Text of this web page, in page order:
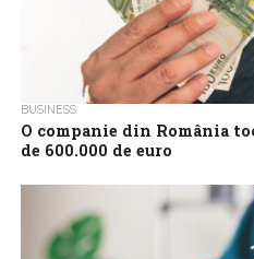
BUSINESS
O companie din România
de 600.000 de euro
redus alimente care se apropie
ajungă la venituri de...